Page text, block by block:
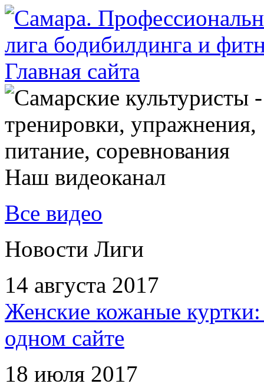
Наш видеоканал
Все видео
Новости Лиги
14 августа 2017
Женские кожаные
одном сайте
18 июля 2017